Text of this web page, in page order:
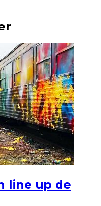
line up de